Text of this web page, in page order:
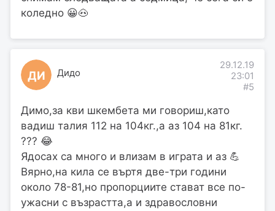
коледно 😀🐽
ДИ Дидо
29.12.19
23:01
#5
Димо,за кви шкембета ми говориш,като
вадиш талия 112 на 104кг.,а аз 104 на 81кг.
??? 😂
Ядосах са много и влизам в играта и аз 💪
Вярно,на кила се въртя две-три години
около 78-81,но пропорциите стават все по-
ужасни с възрастта,а и здравословни